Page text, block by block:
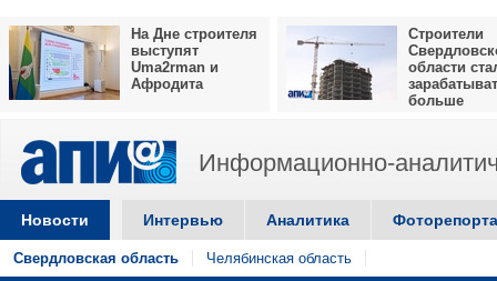
На Дне строителя
выступят
Uma2rman и
Афродита
Строители
области
больше
Информационно-
Новости Интервью Аналитика
Свердловская область Челябинская область